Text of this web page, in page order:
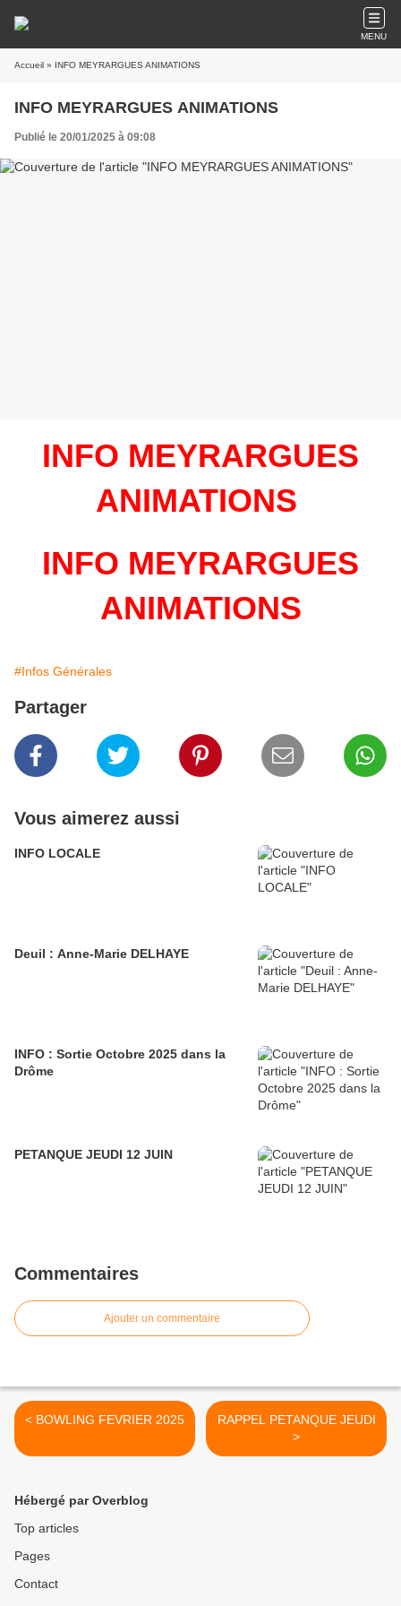
MENU
Accueil » INFO MEYRARGUES ANIMATIONS
INFO MEYRARGUES ANIMATIONS
Publié le 20/01/2025 à 09:08
INFO MEYRARGUES
ANIMATIONS
INFO MEYRARGUES
ANIMATIONS
#Infos Générales
Partager
Vous aimerez aussi
INFO LOCALE
Deuil : Anne-Marie DELHAYE
INFO : Sortie Octobre 2025 dans la
Drôme
PETANQUE JEUDI 12 JUIN
Commentaires
Ajouter un commentaire
< BOWLING FEVRIER 2025
RAPPEL PETANQUE JEUDI
>
Hébergé par Overblog
Top articles
Pages
Contact